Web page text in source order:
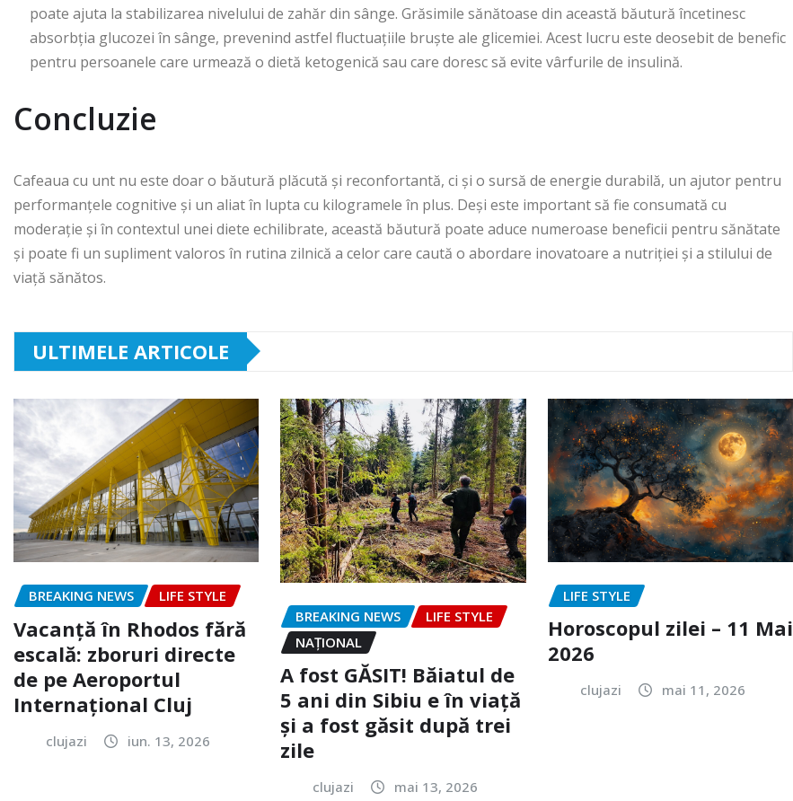
poate ajuta la stabilizarea nivelului de zahăr din sânge. Grăsimile sănătoase din această băutură încetinesc
absorbția glucozei în sânge, prevenind astfel fluctuațiile bruște ale glicemiei. Acest lucru este deosebit de benefic
pentru persoanele care urmează o dietă ketogenică sau care doresc să evite vârfurile de insulină.
Concluzie
Cafeaua cu unt nu este doar o băutură plăcută și reconfortantă, ci și o sursă de energie durabilă, un ajutor pentru
performanțele cognitive și un aliat în lupta cu kilogramele în plus. Deși este important să fie consumată cu
moderație și în contextul unei diete echilibrate, această băutură poate aduce numeroase beneficii pentru sănătate
și poate fi un supliment valoros în rutina zilnică a celor care caută o abordare inovatoare a nutriției și a stilului de
viață sănătos.
ULTIMELE ARTICOLE
BREAKING NEWS LIFE STYLE
Vacanță în Rhodos fără
escală: zboruri directe
de pe Aeroportul
Internațional Cluj
clujazi iun. 13, 2026
BREAKING NEWS
LIFE STYLE
NAŢIONAL
A fost GĂSIT! Băiatul de
5 ani din Sibiu e în viață
și a fost găsit după trei
zile
clujazi mai 13, 2026
LIFE STYLE
Horoscopul zilei – 11 Mai
2026
clujazi mai 11, 2026